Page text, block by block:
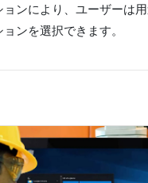
ンにより、ユーザーは
ンを選択できます。